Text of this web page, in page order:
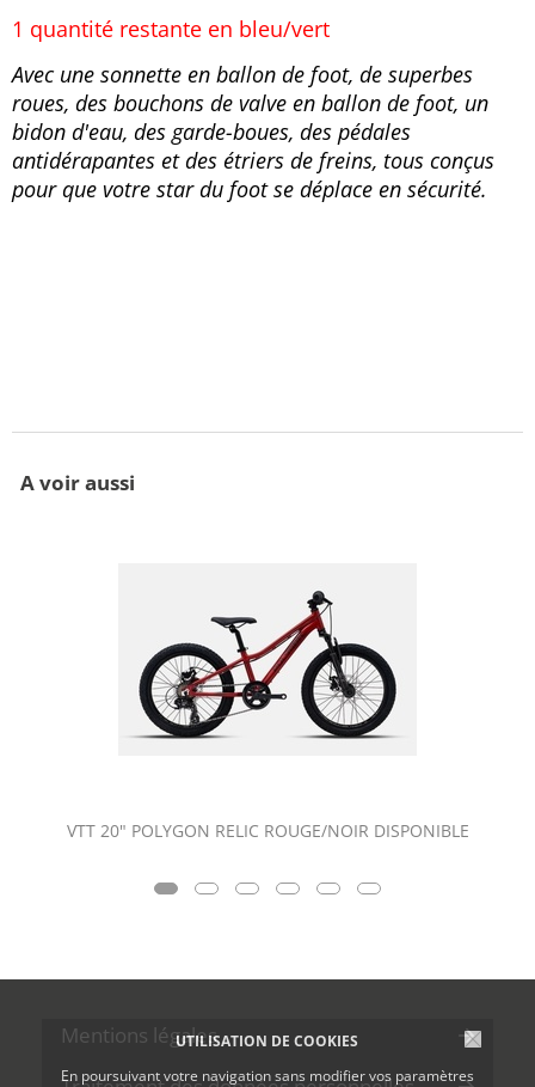
UTILISATION DE COOKIES
En poursuivant votre navigation sans modifier vos paramètres
1 quantité restante en bleu/vert
Avec une sonnette en ballon de foot, de superbes
roues, des bouchons de valve en ballon de foot, un
bidon d'eau, des garde-boues, des pédales
antidérapantes et des étriers de freins, tous conçus
pour que votre star du foot se déplace en sécurité.
A voir aussi
VTT 20" POLYGON RELIC ROUGE/NOIR DISPONIBLE
Mentions légales